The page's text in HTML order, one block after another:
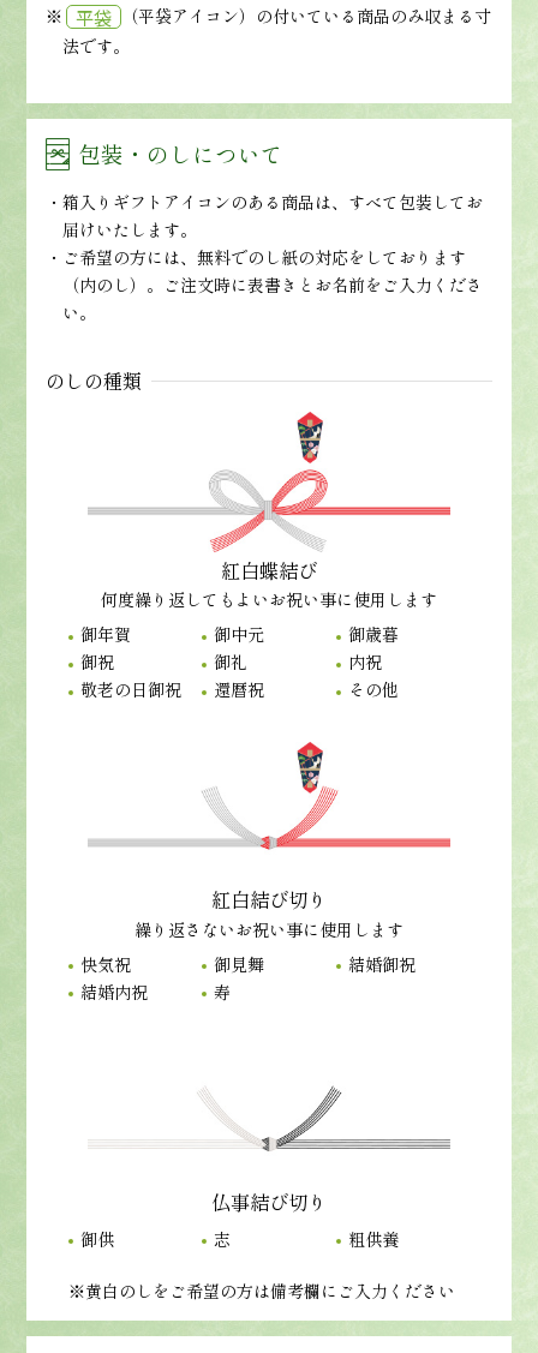
※
平袋
（平袋アイコン）の付いている商品のみ収まる寸
法です。
包装・のしについて
箱入りギフトアイコンのある商品は、すべて包装してお
届けいたします。
ご希望の方には、無料でのし紙の対応をしております
（内のし）。ご注文時に表書きとお名前をご入力くださ
い。
のしの種類
紅白蝶結び
何度繰り返してもよいお祝い事に使用します
御年賀
御中元
御歳暮
御祝
御礼
内祝
敬老の日御祝
還暦祝 その他
紅白結び切り
繰り返さないお祝い事に使用します
快気祝
御見舞
結婚御祝
結婚内祝
寿
仏事結び切り
御供 志 粗供養
※黄白のしをご希望の方は備考欄にご入力ください